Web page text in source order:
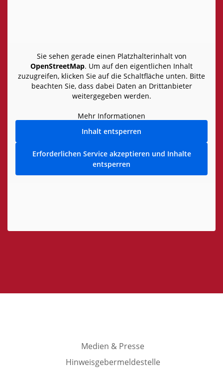
Sie sehen gerade einen Platzhalterinhalt von
OpenStreetMap. Um auf den eigentlichen Inhalt
zuzugreifen, klicken Sie auf die Schaltfläche unten. Bitte
beachten Sie, dass dabei Daten an Drittanbieter
weitergegeben werden.
Mehr Informationen
Inhalt entsperren
Erforderlichen Service akzeptieren und Inhalte
entsperren
Medien & Presse
Hinweisgebermeldestelle